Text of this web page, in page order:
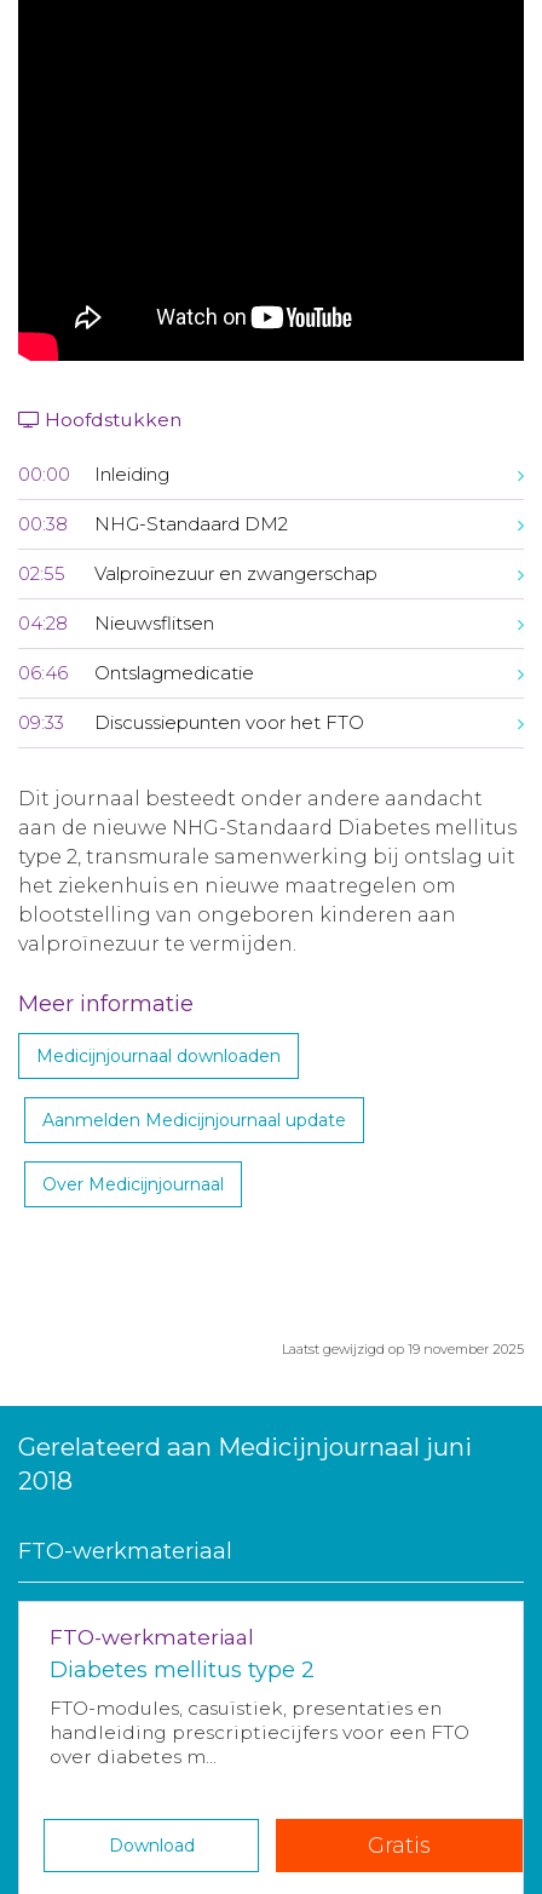
Hoofdstukken
00:00 Inleiding
00:38 NHG-Standaard DM2
02:55 Valproïnezuur en zwangerschap
04:28 Nieuwsflitsen
06:46 Ontslagmedicatie
09:33 Discussiepunten voor het FTO
Dit journaal besteedt onder andere aandacht
aan de nieuwe NHG-Standaard Diabetes mellitus
type 2, transmurale samenwerking bij ontslag uit
het ziekenhuis en nieuwe maatregelen om
blootstelling van ongeboren kinderen aan
valproïnezuur te vermijden.
Meer informatie
Medicijnjournaal downloaden
Aanmelden Medicijnjournaal update
Over Medicijnjournaal
Laatst gewijzigd op 19 november 2025
Gerelateerd aan Medicijnjournaal juni
2018
FTO-werkmateriaal
FTO-werkmateriaal
Diabetes mellitus type 2
FTO-modules, casuïstiek, presentaties en
handleiding prescriptiecijfers voor een FTO
over diabetes m...
Download Gratis